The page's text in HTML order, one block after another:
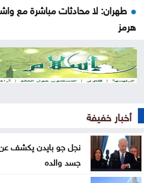
طهران: لا محادثات مباشرة مع
هرمز
تصاريح عمل السوريين بالأردن
من العام
تجارة عمّان: أسعار المستلزمات
ومتوافرة بكثرة
أخبار خفيفة
نجل جو بايدن يكشف
جسد والده